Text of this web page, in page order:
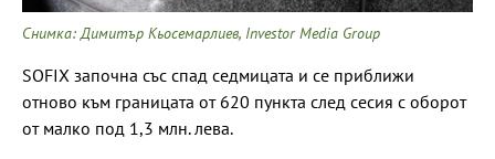
Снимка: Димитър Кьосемарлиев, Investor Media Group
SOFIX започна със спад седмицата и се приближи
отново към границата от 620 пункта след сесия с оборот
от малко под 1,3 млн. лева.